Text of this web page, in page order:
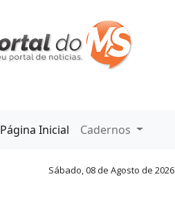
Página Inicial Cadernos
Sábado, 08 de Agosto de 2026